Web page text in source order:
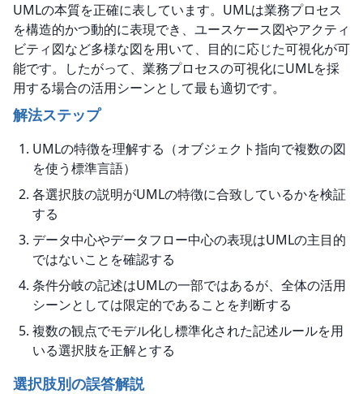
UMLの本質を正確に表しています。UMLは業務プロセス
を構造的かつ動的に表現でき、ユースケース図やアクティ
ビティ図など多様な図を用いて、目的に応じた可視化が可
能です。したがって、業務プロセスの可視化にUMLを採
用する場合の活用シーンとして最も適切です。
解法ステップ
UMLの特徴を理解する（オブジェクト指向で複数の図
を使う標準言語）
各選択肢の説明がUMLの特徴に合致しているかを検証
する
データ中心やデータフロー中心の表現はUMLの主目的
ではないことを確認する
条件分岐の記述はUMLの一部ではあるが、全体の活用
シーンとしては限定的であることを判断する
複数の観点でモデル化し標準化された記述ルールを用
いる選択肢を正解とする
選択肢別の誤答解説